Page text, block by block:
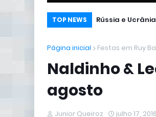
TOP NEWS Rússia e
Página inicial Festas em Ruy
Naldinho &
agosto
Junior Queiroz julho 17, 2016